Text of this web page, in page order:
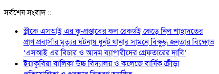
সর্বশেষ সংবাদ ::
স্ত্রীকে এসআই এর কু-প্রস্তাবের কল রেকর্ডই কেড়ে নিল শাহাদতের
প্রাণ প্রবাসীর মৃত্যুর ঘটনায় ধুনট থানার সামনে বিক্ষুদ্ধ জনতার বিক্ষোভ
‘এসআই এর বিচার ও আদম ব্যাপারীদের গ্রেফতারের দাবি’
ইয়াকুবিয়া বালিকা উচ্চ বিদ্যালয় ও কলেজে বার্ষিক ক্রীড়া